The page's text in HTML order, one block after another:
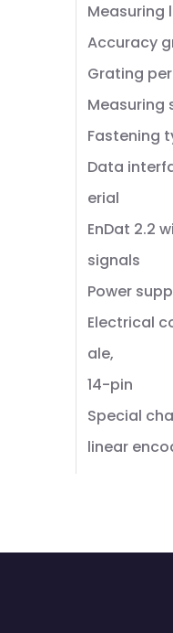
Measuring
Accuracy
Grating
Measuring
Fastening
Data
erial
EnDat 2.2
signals
Power
Electrical
ale,
14-pin
Special
linear